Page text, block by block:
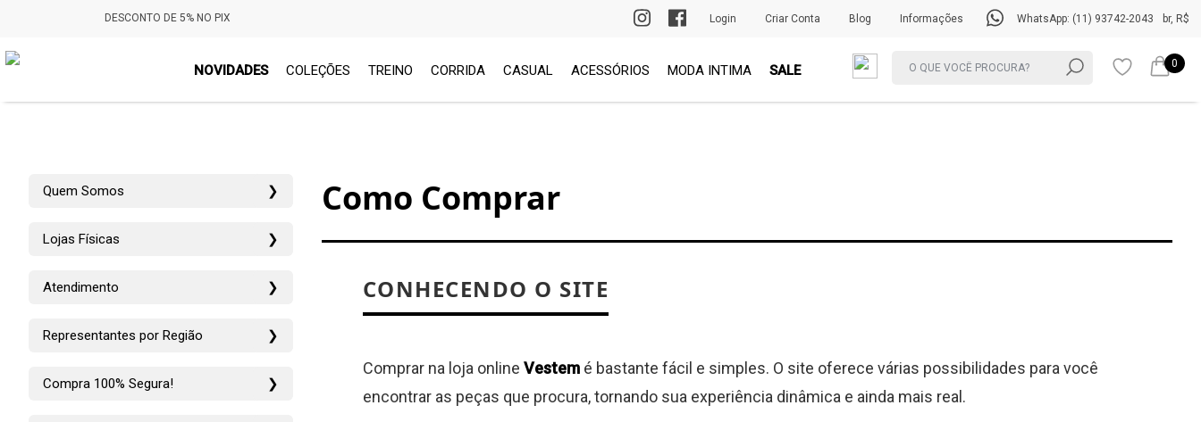
DESCONTO DE 5% NO PIX PRIMEIRA TROCA GRÁTIS br, R$
WhatsApp: (11) 93742-2043
Informações
Blog
Criar Conta
Login
NOVIDADES COLEÇÕES TREINO CORRIDA CASUAL ACESSÓRIOS MODA INTIMA SALE 0
Quem Somos ❯
Lojas Físicas ❯
Atendimento ❯
Representantes por Região ❯
Compra 100% Segura! ❯
Como Comprar
CONHECENDO O SITE
Comprar na loja online Vestemé bastante fácil e simples. O site oferece várias possibilidades para você
encontrar as peças que procura, tornando sua experiência dinâmica e ainda mais real.